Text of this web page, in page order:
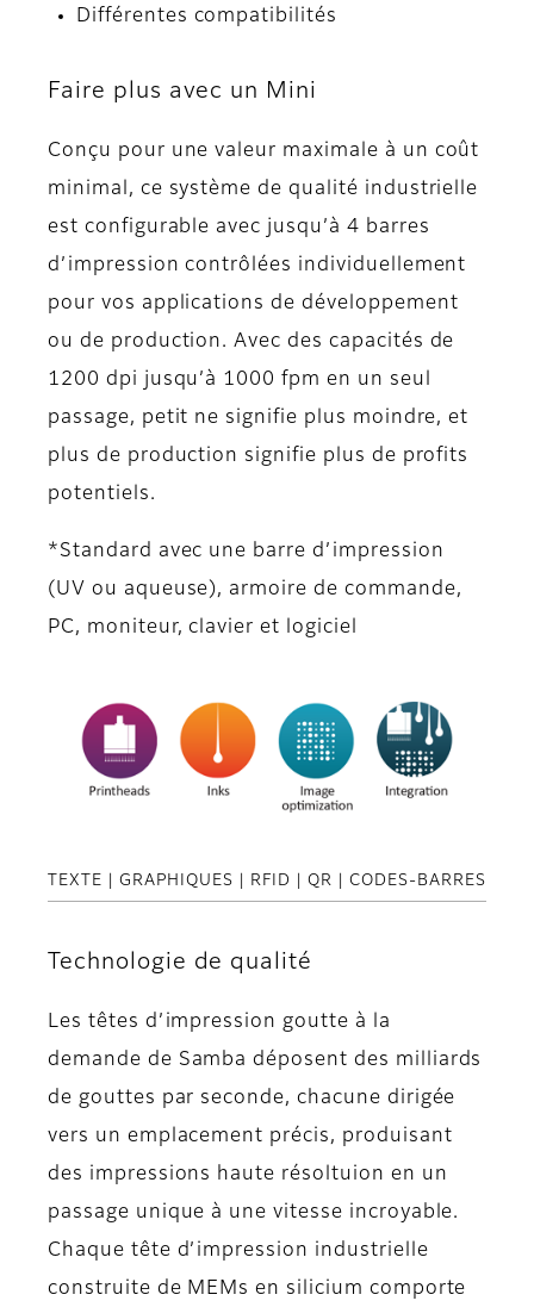
Différentes compatibilités
Faire plus avec un Mini
Conçu pour une valeur maximale à un coût
minimal, ce système de qualité industrielle
est configurable avec jusqu’à 4 barres
d’impression contrôlées individuellement
pour vos applications de développement
ou de production. Avec des capacités de
1200 dpi jusqu’à 1000 fpm en un seul
passage, petit ne signifie plus moindre, et
plus de production signifie plus de profits
potentiels.
*Standard avec une barre d’impression
(UV ou aqueuse), armoire de commande,
PC, moniteur, clavier et logiciel
TEXTE | GRAPHIQUES | RFID | QR | CODES-BARRES
Technologie de qualité
Les têtes d’impression goutte à la
demande de Samba déposent des milliards
de gouttes par seconde, chacune dirigée
vers un emplacement précis, produisant
des impressions haute résoltuion en un
passage unique à une vitesse incroyable.
Chaque tête d’impression industrielle
construite de MEMs en silicium comporte